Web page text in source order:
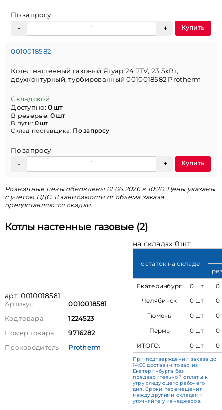
По запросу
Купить
0010018582
Котел настенный газовый Ягуар 24 JTV, 23,5кВт,
двухконтурный, турбированный 0010018582 Protherm
Складской
Доступно:0 шт
В резерве:0 шт
В пути: 0 шт
Склад поставщика: По запросу
По запросу
Купить
Розничные цены обновлены 01.06.2026 в 10:20. Цены указаны
с учетом НДС. В зависимости от объема заказа
предоставляются скидки.
Котлы настенные газовые (2)
арт. 0010018581
Артикул
0010018581
Код товара
1224523
Номер товара
9716282
Производитель
Protherm
на складах 0 шт
остаток на складе
Екатеринбург
0 шт
0
Челябинск
0 шт
0
Тюмень
0 шт
0
Пермь
0 шт
0
ИТОГО:
0 шт 0
При подтверждении заказа до
14:00 доставим товар из
Екатеринбурга без
предварительной оплаты к
утру следующего рабочего
дня. Сроки перемещения
между другими складами
уточняйте у менеджеров.